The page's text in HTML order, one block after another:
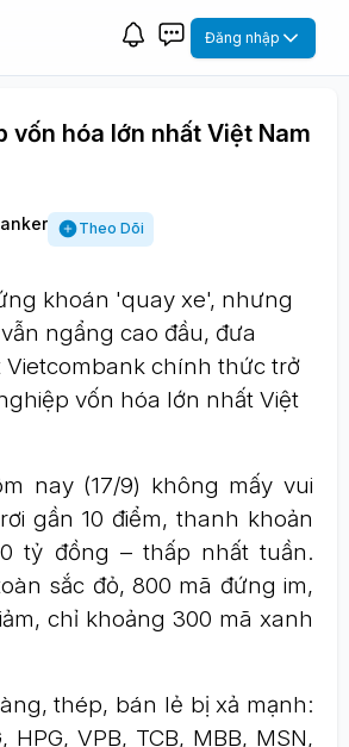
Đăng nhập
vốn hóa lớn nhất Việt Nam
Theo Dõi
khoán 'quay xe', nhưng
ngẩng cao đầu, đưa
chính thức trở
vốn hóa lớn nhất Việt
nay (17/9) không mấy vui
gần 10 điểm, thanh khoản
tỷ đồng – thấp nhất tuần.
sắc đỏ, 800 mã đứng im,
chỉ khoảng 300 mã xanh
thép, bán lẻ bị xả mạnh:
HPG, VPB, TCB, MBB, MSN,